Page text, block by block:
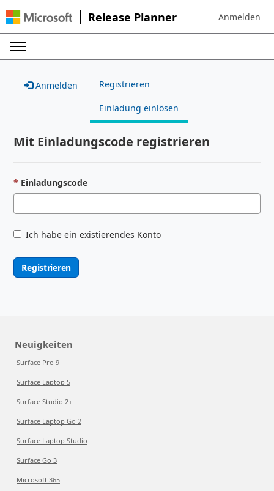
Release Planner Sign in to
Anmelden
Anmelden Registrieren
Einladung einlösen
Mit Einladungscode registrieren
Einladungscode
Ich habe ein existierendes Konto
Registrieren
Neuigkeiten
Surface Pro 9
Surface Laptop 5
Surface Studio 2+
Surface Laptop Go 2
Surface Laptop Studio
Surface Go 3
Microsoft 365